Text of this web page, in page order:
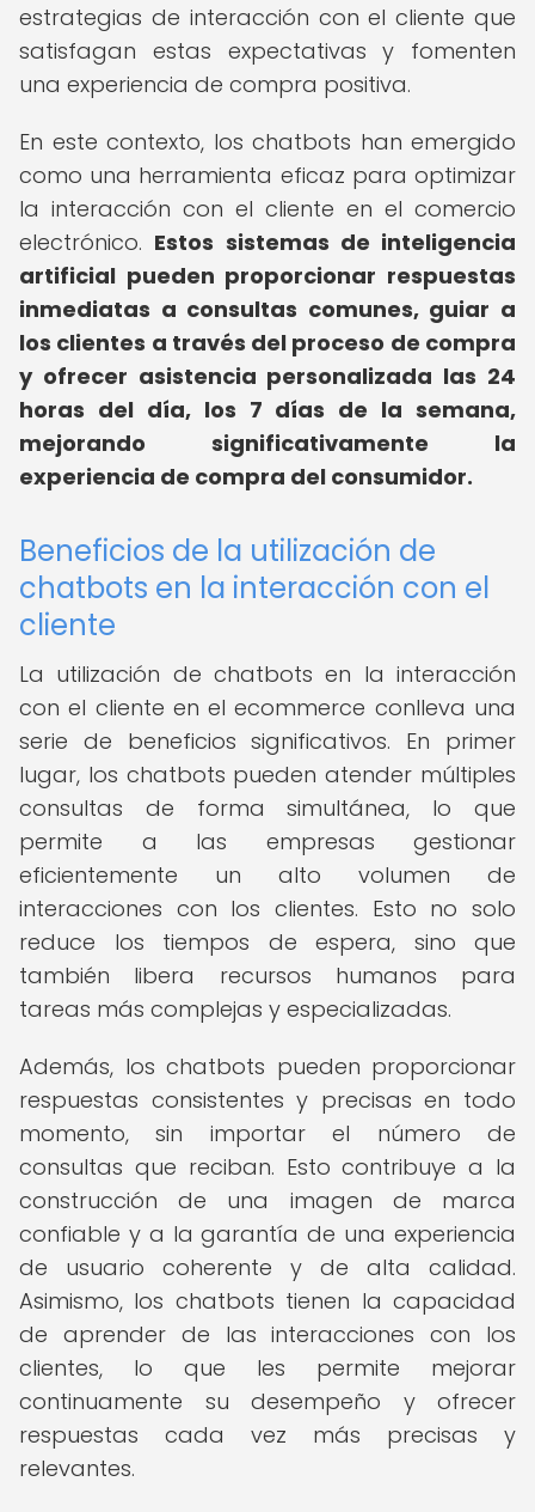
estrategias de interacción con el cliente que
satisfagan estas expectativas y fomenten
una experiencia de compra positiva.
En este contexto, los chatbots han emergido
como una herramienta eficaz para optimizar
la interacción con el cliente en el comercio
electrónico. Estos sistemas de inteligencia
artificial pueden proporcionar respuestas
inmediatas a consultas comunes, guiar a
los clientes a través del proceso de compra
y ofrecer asistencia personalizada las 24
horas del día, los 7 días de la semana,
mejorando significativamente la
experiencia de compra del consumidor.
Beneficios de la utilización de
chatbots en la interacción con el
cliente
La utilización de chatbots en la interacción
con el cliente en el ecommerce conlleva una
serie de beneficios significativos. En primer
lugar, los chatbots pueden atender múltiples
consultas de forma simultánea, lo que
permite a las empresas gestionar
eficientemente un alto volumen de
interacciones con los clientes. Esto no solo
reduce los tiempos de espera, sino que
también libera recursos humanos para
tareas más complejas y especializadas.
Además, los chatbots pueden proporcionar
respuestas consistentes y precisas en todo
momento, sin importar el número de
consultas que reciban. Esto contribuye a la
construcción de una imagen de marca
confiable y a la garantía de una experiencia
de usuario coherente y de alta calidad.
Asimismo, los chatbots tienen la capacidad
de aprender de las interacciones con los
clientes, lo que les permite mejorar
continuamente su desempeño y ofrecer
respuestas cada vez más precisas y
relevantes.